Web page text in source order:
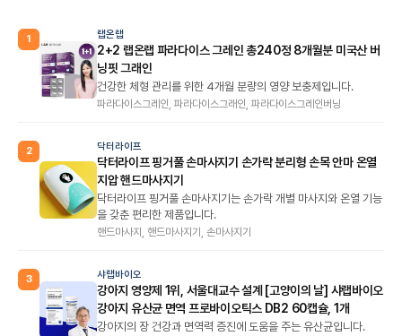
1 랩온랩
2+2 랩온랩 파라다이스 그레인 총240정 8개월분 미국산 버
닝핏 그래인
건강한 체형 관리를 위한 4개월 분량의 영양 보충제입니다.
파라다이스그레인, 파라다이스그래인, 파라다이스그레인버닝
2 닥터라이프
닥터라이프 핑거풀 손마사지기 손가락 분리형 손목 안마 온열
지압 핸드마사지기
닥터라이프 핑거풀 손마사지기는 손가락 개별 마사지와 온열 기능
을 갖춘 편리한 제품입니다.
핸드마사지, 핸드마사지기, 손마사지기
3 샤랩바이오
강아지 영양제 1위, 서울대교수 설계 [고양이의 날] 샤랩바이오
강아지 유산균 면역 프로바이오틱스 DB2 60캡슐, 1개
강아지의 장 건강과 면역력 증진에 도움을 주는 유산균입니다.